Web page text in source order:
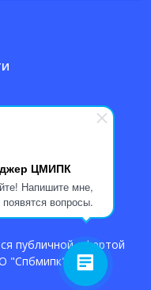
ЦМИПК
Напишите мне,
вопросы.
публичной офертой
"Спбмипк"